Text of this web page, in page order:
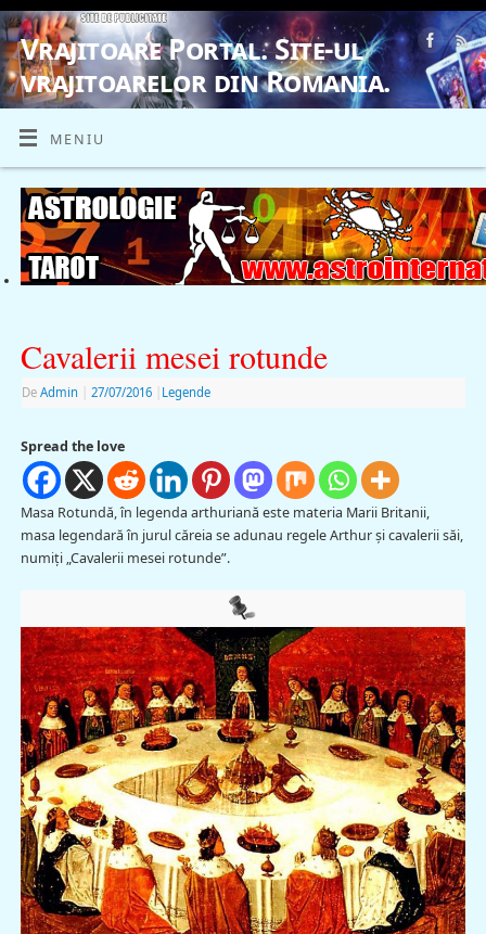
Vrajitoare Portal. Site-ul
vrajitoarelor din Romania.
VRAJITOARE, VRAJITOARELE, VRAJITOARE
MENIU
Cavalerii mesei rotunde
De Admin 27/07/2016 Legende
Spread the love
Masa Rotundă, în legenda arthuriană este materia Marii Britanii,
masa legendară în jurul căreia se adunau regele Arthur și cavalerii săi,
numiți „Cavalerii mesei rotunde”.